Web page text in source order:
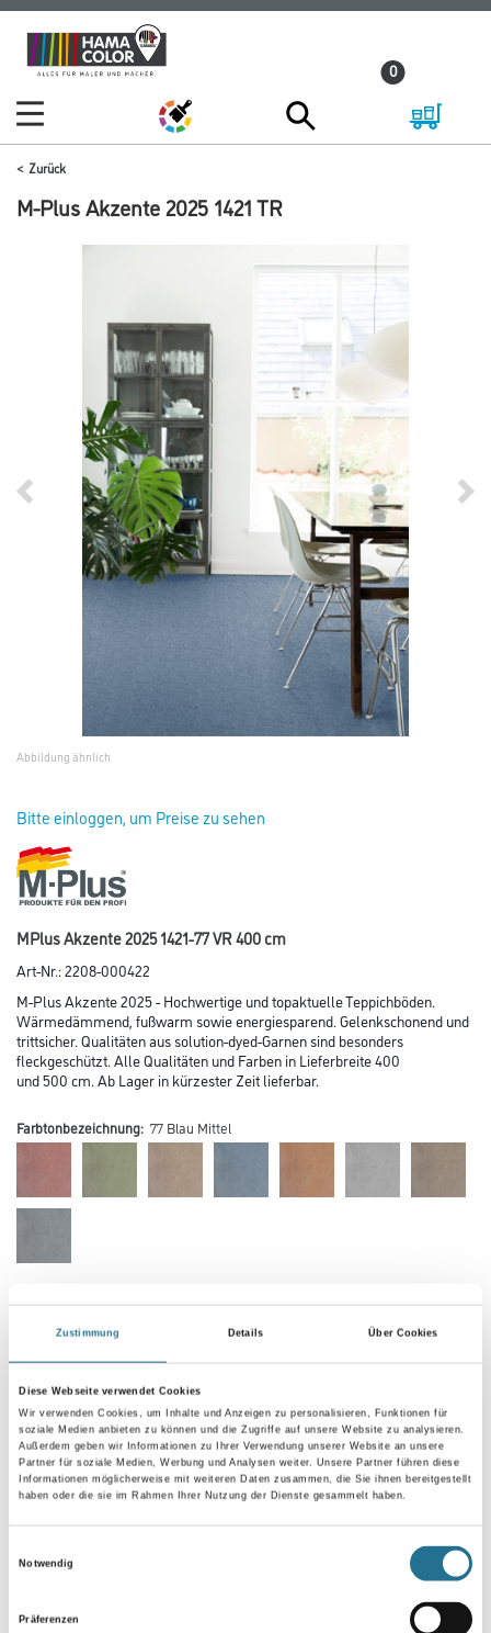
Zustimmung Details Über Cookies
Diese Webseite verwendet Cookies
Wir verwenden Cookies, um Inhalte und Anzeigen zu personalisieren, Funktionen für
soziale Medien anbieten zu können und die Zugriffe auf unsere Website zu analysieren.
Außerdem geben wir Informationen zu Ihrer Verwendung unserer Website an unsere
Partner für soziale Medien, Werbung und Analysen weiter. Unsere Partner führen diese
Informationen möglicherweise mit weiteren Daten zusammen, die Sie ihnen bereitgestellt
haben oder die sie im Rahmen Ihrer Nutzung der Dienste gesammelt haben.
Notwendig
Präferenzen
Zum
Inhalt
Zum
Navigationsmenü
0
Zurück
M-Plus Akzente 2025 1421 TR
Abbildung ähnlich
Bitte einloggen, um Preise zu sehen
MPlus Akzente 2025 1421-77 VR 400 cm
Art-Nr.:2208-000422
M-Plus Akzente 2025 - Hochwertige und topaktuelle Teppichböden.
Wärmedämmend, fußwarm sowie energiesparend. Gelenkschonend und
trittsicher. Qualitäten aus solution-dyed-Garnen sind besonders
fleckgeschützt. Alle Qualitäten und Farben in Lieferbreite 400
und 500 cm. Ab Lager in kürzester Zeit lieferbar.
Farbtonbezeichnung: 77 Blau Mittel
Farbtonbezeichnung
Verarbeitung Bodenbelag
Breite in centimeter
Gebinde